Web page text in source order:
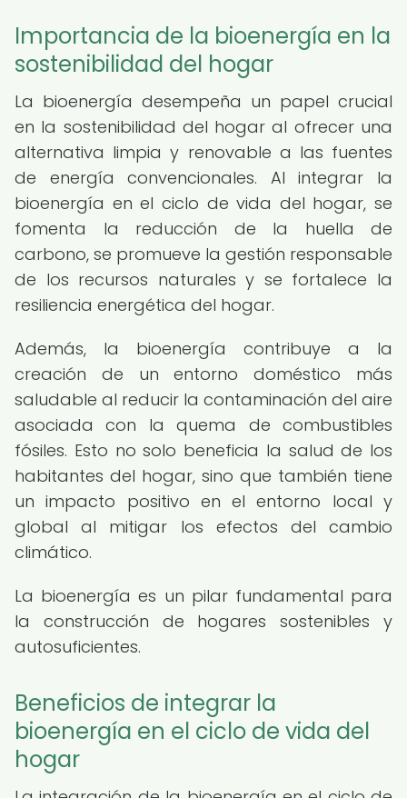
Importancia de la bioenergía en la
sostenibilidad del hogar
La bioenergía desempeña un papel crucial
en la sostenibilidad del hogar al ofrecer una
alternativa limpia y renovable a las fuentes
de energía convencionales. Al integrar la
bioenergía en el ciclo de vida del hogar, se
fomenta la reducción de la huella de
carbono, se promueve la gestión responsable
de los recursos naturales y se fortalece la
resiliencia energética del hogar.
Además, la bioenergía contribuye a la
creación de un entorno doméstico más
saludable al reducir la contaminación del aire
asociada con la quema de combustibles
fósiles. Esto no solo beneficia la salud de los
habitantes del hogar, sino que también tiene
un impacto positivo en el entorno local y
global al mitigar los efectos del cambio
climático.
La bioenergía es un pilar fundamental para
la construcción de hogares sostenibles y
autosuficientes.
Beneficios de integrar la
bioenergía en el ciclo de vida del
hogar